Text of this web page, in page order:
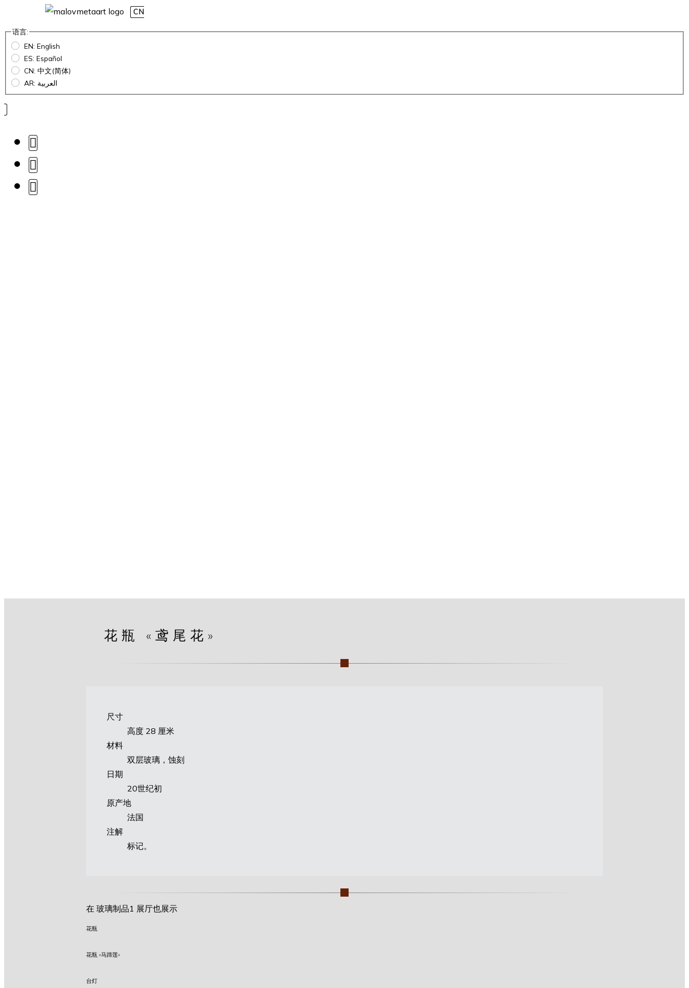
CN
语言:
EN: English
ES: Español
CN: 中文(简体)
AR: العربية
花瓶 «鸢尾花»
尺寸
高度 28 厘米
材料
双层玻璃，蚀刻
日期
20世纪初
原产地
法国
注解
标记。
在 玻璃制品1 展厅也展示
花瓶
花瓶 «马蹄莲»
台灯